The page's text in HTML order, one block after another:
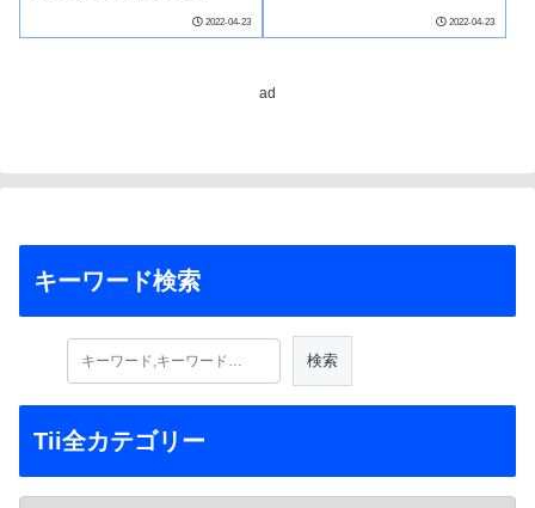
2022-04-23 2022-04-23
ad
キーワード検索
Tii全カテゴリー